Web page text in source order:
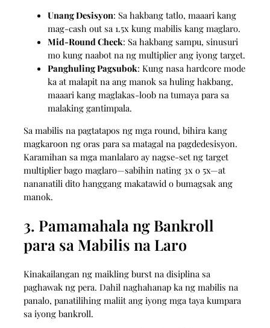
Unang Desisyon: Sa hakbang tatlo, maaari kang
mag-cash out sa 1.5x kung mabilis kang maglaro.
Mid‑Round Check: Sa hakbang sampu, sinusuri
mo kung naabot na ng multiplier ang iyong target.
Panghuling Pagsubok: Kung nasa hardcore mode
ka at malapit na ang manok sa huling hakbang,
maaari kang maglakas-loob na tumaya para sa
malaking gantimpala.
Sa mabilis na pagtatapos ng mga round, bihira kang
magkaroon ng oras para sa matagal na pagdedesisyon.
Karamihan sa mga manlalaro ay nagse-set ng target
multiplier bago maglaro—sabihin nating 3x o 5x—at
nananatili dito hanggang makatawid o bumagsak ang
manok.
3. Pamamahala ng Bankroll
para sa Mabilis na Laro
Kinakailangan ng maikling burst na disiplina sa
paghawak ng pera. Dahil naghahanap ka ng mabilis na
panalo, panatilihing maliit ang iyong mga taya kumpara
sa iyong bankroll.